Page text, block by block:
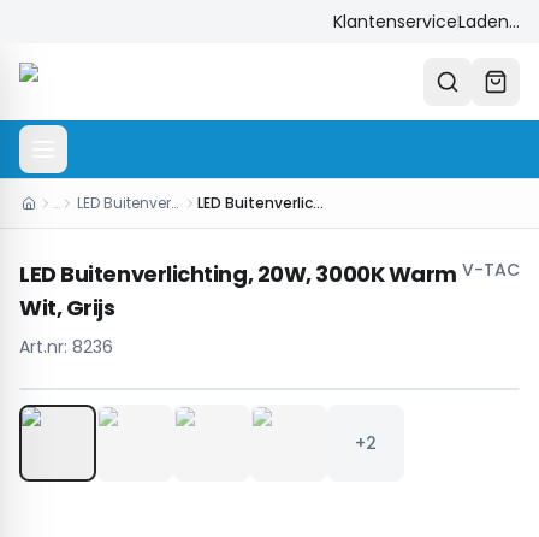
KlantenserviceLaden...
… LED Buitenverlichting LED Buitenverlichting, 20W, 3000K Warm Wit, Grijs
LED Buitenverlichting, 20W, 3000K Warm
Wit, Grijs
V-TAC
Art.nr: 8236
+2